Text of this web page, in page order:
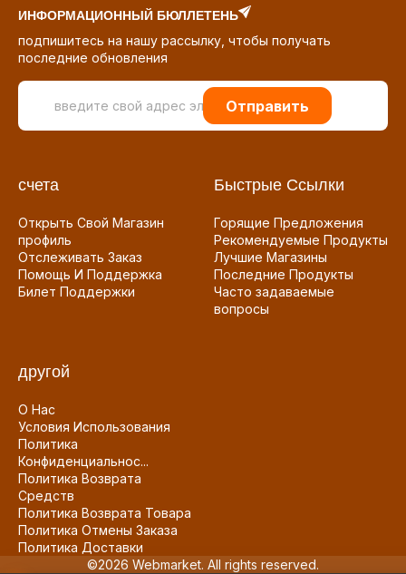
ИНФОРМАЦИОННЫЙ БЮЛЛЕТЕНЬ
подпишитесь на нашу рассылку, чтобы получать
последние обновления
Отправить
счета
Открыть Свой Магазин
профиль
Отслеживать Заказ
Помощь И Поддержка
Билет Поддержки
Быстрые Ссылки
Горящие Предложения
Рекомендуемые Продукты
Лучшие Магазины
Последние Продукты
Часто задаваемые
вопросы
другой
О Нас
Условия Использования
Политика
Конфиденциальнос...
Политика Возврата
Средств
Политика Возврата Товара
Политика Отмены Заказа
Политика Доставки
©2026 Webmarket. All rights reserved.